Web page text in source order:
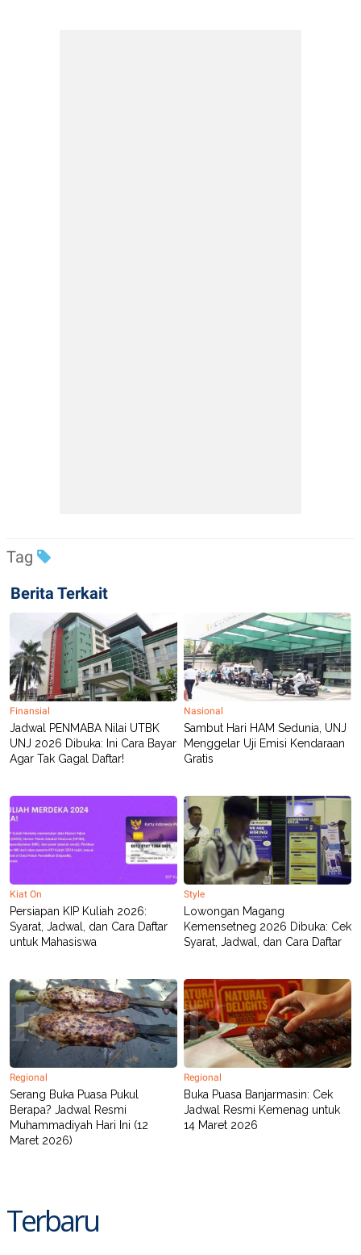
Tag
Berita Terkait
Finansial
Jadwal PENMABA Nilai UTBK
UNJ 2026 Dibuka: Ini Cara Bayar
Agar Tak Gagal Daftar!
Nasional
Sambut Hari HAM Sedunia, UNJ
Menggelar Uji Emisi Kendaraan
Gratis
Kiat On
Persiapan KIP Kuliah 2026:
Syarat, Jadwal, dan Cara Daftar
untuk Mahasiswa
Style
Lowongan Magang
Kemensetneg 2026 Dibuka: Cek
Syarat, Jadwal, dan Cara Daftar
Regional
Serang Buka Puasa Pukul
Berapa? Jadwal Resmi
Muhammadiyah Hari Ini (12
Maret 2026)
Regional
Buka Puasa Banjarmasin: Cek
Jadwal Resmi Kemenag untuk
14 Maret 2026
Terbaru